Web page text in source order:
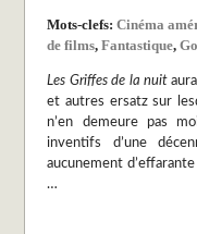
Mots-clefs:Cinéma
de films,Fantastique,
Les Griffes de la nuit
et autres ersatz sur
n’en demeure pas
inventifs d’une
aucunement
…